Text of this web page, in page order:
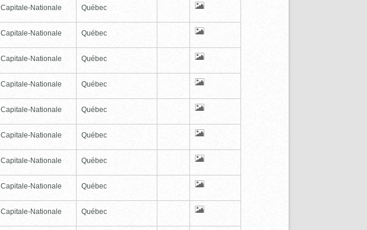
Capitale-Nationale Québec
Capitale-Nationale Québec
Capitale-Nationale Québec
Capitale-Nationale Québec
Capitale-Nationale Québec
Capitale-Nationale Québec
Capitale-Nationale Québec
Capitale-Nationale Québec
Capitale-Nationale Québec